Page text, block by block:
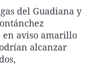
La rosa de los vientos
Gente viajera
Como el perro y el
Caso
Retornados
Equipo de
Operación Viuda
Extremadura
Galicia
La Rioja
Navarra
Virales
Televisión
Elecciones
del Guadiana y
en aviso amarillo
alcanzar